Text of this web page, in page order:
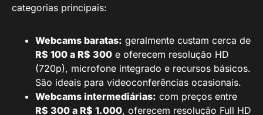
categorias principais:
Webcams baratas: geralmente custam cerca de
R$ 100 a R$ 300 e oferecem resolução HD
(720p), microfone integrado e recursos básicos.
São ideais para videoconferências ocasionais.
Webcams intermediárias: com preços entre
R$ 300 a R$ 1.000, oferecem resolução Full HD